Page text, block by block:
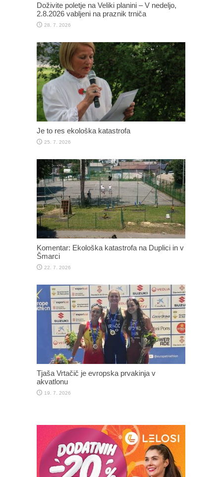
Doživite poletje na Veliki planini – V nedeljo,
2.8.2026 vabljeni na praznik trniča
28. 7. 2026
Je to res ekološka katastrofa
25. 7. 2026
Komentar: Ekološka katastrofa na Duplici in v
Šmarci
22. 7. 2026
Tjaša Vrtačič je evropska prvakinja v
akvatlonu
19. 7. 2026